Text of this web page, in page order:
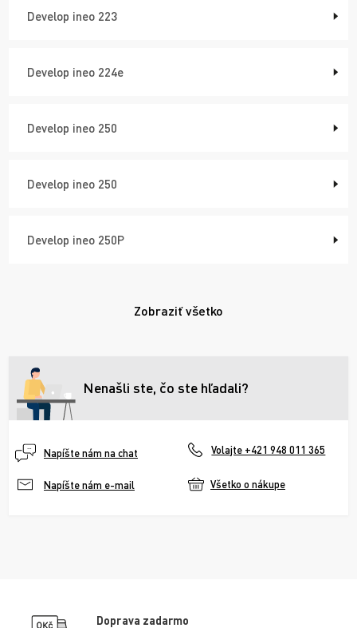
Develop ineo 223
Develop ineo 224e
Develop ineo 250
Develop ineo 250
Develop ineo 250P
Zobraziť všetko
Nenašli ste, čo ste hľadali?
Napíšte nám na chat Volajte +421 948 011 365
Napíšte nám e-mail Všetko o nákupe
Doprava zadarmo